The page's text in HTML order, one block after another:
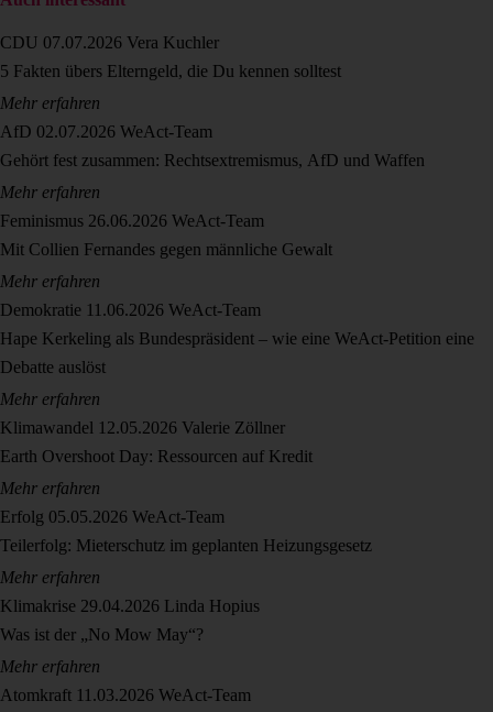
CDU 07.07.2026 Vera Kuchler
5 Fakten übers Elterngeld, die Du kennen solltest
Mehr erfahren
AfD 02.07.2026 WeAct-Team
Gehört fest zusammen: Rechtsextremismus, AfD und Waffen
Mehr erfahren
Feminismus 26.06.2026 WeAct-Team
Mit Collien Fernandes gegen männliche Gewalt
Mehr erfahren
Demokratie 11.06.2026 WeAct-Team
Hape Kerkeling als Bundespräsident – wie eine WeAct-Petition eine
Debatte auslöst
Mehr erfahren
Klimawandel 12.05.2026 Valerie Zöllner
Earth Overshoot Day: Ressourcen auf Kredit
Mehr erfahren
Erfolg 05.05.2026 WeAct-Team
Teilerfolg: Mieterschutz im geplanten Heizungsgesetz
Mehr erfahren
Klimakrise 29.04.2026 Linda Hopius
Was ist der „No Mow May“?
Mehr erfahren
Atomkraft 11.03.2026 WeAct-Team